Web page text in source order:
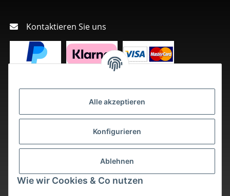
Alle akzeptieren
Konfigurieren
Ablehnen
Wie wir Cookies & Co nutzen
Kontaktieren Sie uns